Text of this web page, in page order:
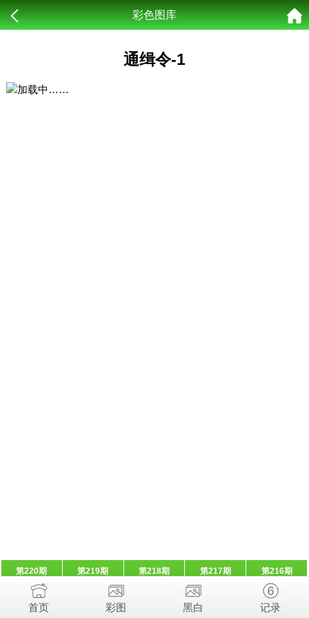
彩色图库
通缉令-1
第220期 第219期 第218期 第217期 第216期
首页 彩图 黑白 记录